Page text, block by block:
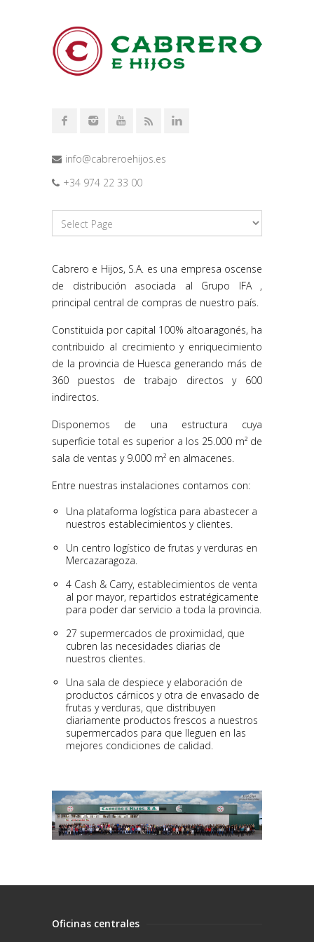
info@cabreroehijos.es
+34 974 22 33 00
Cabrero e Hijos, S.A. es una empresa oscense
de distribución asociada al Grupo IFA ,
principal central de compras de nuestro país.
Constituida por capital 100% altoaragonés, ha
contribuido al crecimiento y enriquecimiento
de la provincia de Huesca generando más de
360 puestos de trabajo directos y 600
indirectos.
Disponemos de una estructura cuya
superficie total es superior a los 25.000 m² de
sala de ventas y 9.000 m² en almacenes.
Entre nuestras instalaciones contamos con:
Una plataforma logística para abastecer a
nuestros establecimientos y clientes.
Un centro logístico de frutas y verduras en
Mercazaragoza.
4 Cash & Carry, establecimientos de venta
al por mayor, repartidos estratégicamente
para poder dar servicio a toda la provincia.
27 supermercados de proximidad, que
cubren las necesidades diarias de
nuestros clientes.
Una sala de despiece y elaboración de
productos cárnicos y otra de envasado de
frutas y verduras, que distribuyen
diariamente productos frescos a nuestros
supermercados para que lleguen en las
mejores condiciones de calidad.
Oficinas centrales